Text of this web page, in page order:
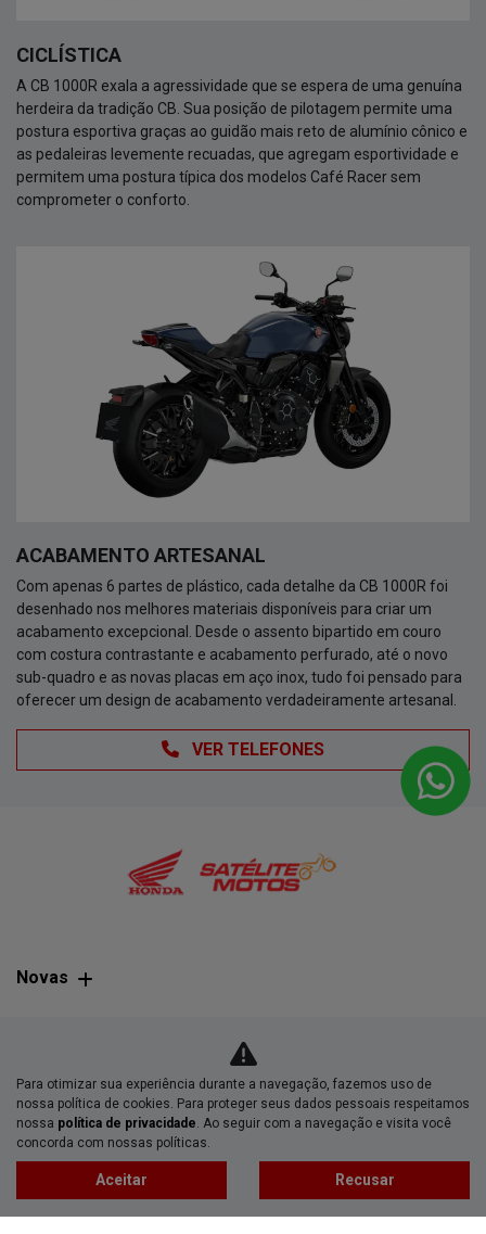
CICLÍSTICA
A CB 1000R exala a agressividade que se espera de uma genuína
herdeira da tradição CB. Sua posição de pilotagem permite uma
postura esportiva graças ao guidão mais reto de alumínio cônico e
as pedaleiras levemente recuadas, que agregam esportividade e
permitem uma postura típica dos modelos Café Racer sem
comprometer o conforto.
ACABAMENTO ARTESANAL
Com apenas 6 partes de plástico, cada detalhe da CB 1000R foi
desenhado nos melhores materiais disponíveis para criar um
acabamento excepcional. Desde o assento bipartido em couro
com costura contrastante e acabamento perfurado, até o novo
sub-quadro e as novas placas em aço inox, tudo foi pensado para
oferecer um design de acabamento verdadeiramente artesanal.
VER TELEFONES
Novas
Política de privacidade
Para otimizar sua experiência durante a navegação, fazemos uso de
nossa política de cookies. Para proteger seus dados pessoais respeitamos
nossa política de privacidade. Ao seguir com a navegação e visita você
concorda com nossas políticas.
Aceitar Recusar